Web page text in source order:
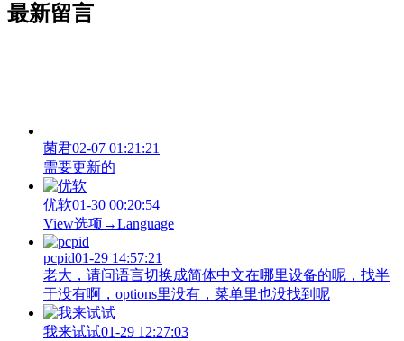
最新留言
菌君02-07 01:21:21
需要更新的
优软01-30 00:20:54
View‌选项→Language
pcpid01-29 14:57:21
老大，请问语言切换成简体中文在哪里设备的呢，找半
于没有啊，options里没有，菜单里也没找到呢
我来试试01-29 12:27:03